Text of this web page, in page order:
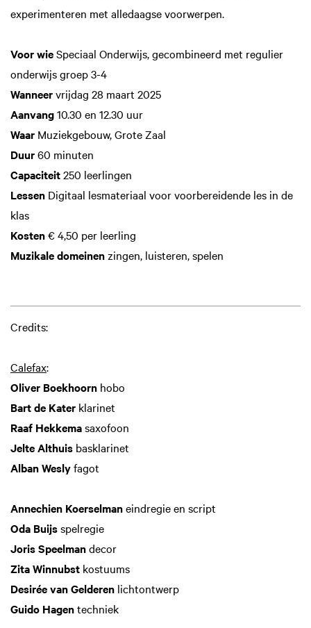
experimenteren met alledaagse voorwerpen.
Voor wieSpeciaal Onderwijs, gecombineerd met regulier
onderwijs groep 3-4
Wanneervrijdag 28 maart 2025
Aanvang10.30 en 12.30 uur
Waar Muziekgebouw, Grote Zaal
Duur60 minuten
Capaciteit250 leerlingen
Lessen Digitaal lesmateriaal voor voorbereidende les in de
klas
Kosten€ 4,50 per leerling
Muzikale domeinenzingen, luisteren, spelen
Credits:
Calefax:
Oliver Boekhoorn hobo
Bart de Kater klarinet
Raaf Hekkemasaxofoon
Jelte Althuis basklarinet
Alban Weslyfagot
Annechien Koerselmaneindregie en script
Oda Buijsspelregie
Joris Speelmandecor
Zita Winnubst kostuums
Desirée van Gelderen lichtontwerp
Guido Hagentechniek